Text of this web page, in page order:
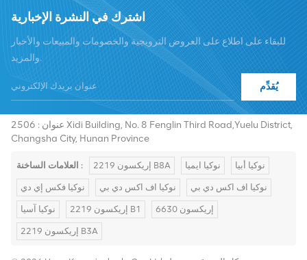
اشترك في النشرة الإخبارية
للبقاء على اطلاع على العروض الترويجية والخصومات والمبيعات والأخبار
والمزيد.
يُقدِّم
+8619376997331
عنوان : 2506 Xidi Building, No. 8 Fenglin Third Road,Yuelu District,
Changsha City, Hunan Province
العلامات الساخنة : إريكسون 2219 B8A نوكيا ايميا نوكيا أبيا
نوكيا فكس إي دي نوكيا اف اكس دي بي نوكيا اف اكس دي بي
نوكيا آسيا إريكسون 2219 B1 إريكسون 6630
إريكسون 2219 B3A